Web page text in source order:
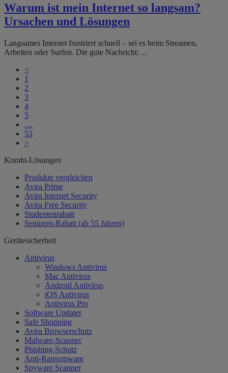
Warum ist mein Internet so langsam?
Ursachen und Lösungen
Langsames Internet frustriert schnell – sei es beim Streamen,
Arbeiten oder Surfen. Die gute Nachricht: ...
<
1
2
3
4
5
…
53
>
Kombi-Lösungen
Produkte vergleichen
Avira Prime
Avira Internet Security
Avira Free Security
Studentenrabatt
Senioren-Rabatt (ab 55 Jahren)
Gerätesicherheit
Antivirus
Windows Antivirus
Mac Antivirus
Android Antivirus
iOS Antivirus
Antivirus Pro
Software Updater
Safe Shopping
Avira Browserschutz
Malware-Scanner
Phishing-Schutz
Anti-Ransomware
Spyware Scanner